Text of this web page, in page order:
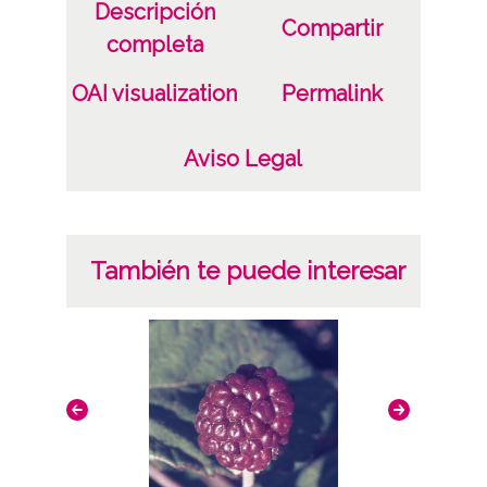
Descripción
completa
Compartir
OAI visualization Permalink
Aviso Legal
También te puede interesar